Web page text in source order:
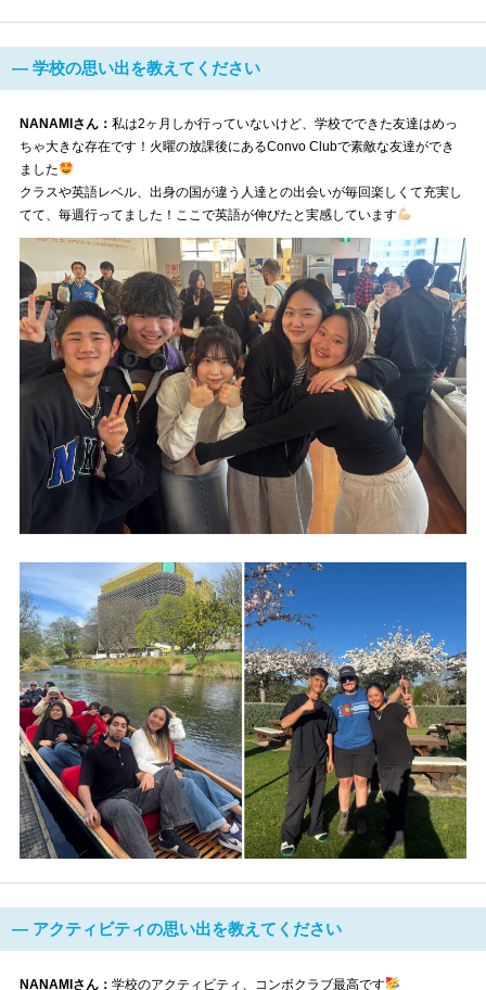
― 学校の思い出を教えてください
NANAMIさん： 私は2ヶ月しか行っていないけど、学校でできた友達はめっ
ちゃ大きな存在です！火曜の放課後にあるConvo Clubで素敵な友達ができ
ました
クラスや英語レベル、出身の国が違う人達との出会いが毎回楽しくて充実し
てて、毎週行ってました！ここで英語が伸びたと実感しています
― アクティビティの思い出を教えてください
NANAMIさん： 学校のアクティビティ、コンボクラブ最高です